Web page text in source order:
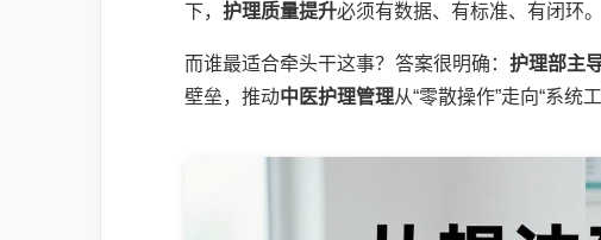
下， 护理质量提升必须有数据、有标准、有闭环。
而谁最适合牵头干这事？答案很明确： 护理部主
壁垒，推动中医护理管理从“零散操作”走向“系统工